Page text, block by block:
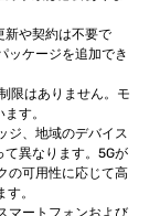
新や契約は不要で
ッケージを追加でき
限はありません。モ
す。
ジ、地域のデバイス
異なります。5Gが
の可用性に応じて高
。
マートフォンおよび